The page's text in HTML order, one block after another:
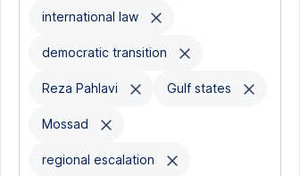
international law
democratic transition
Reza Pahlavi Gulf states
Mossad
regional escalation